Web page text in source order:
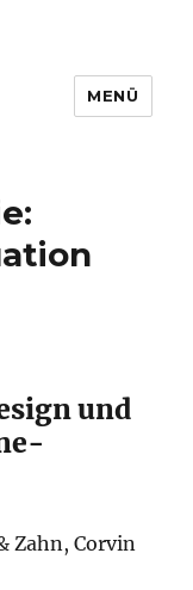
MENÜ
und
Zahn, Corvin